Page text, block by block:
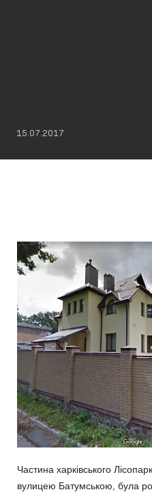
15.07.2017
Частина харківського
вулицею Батумською, була